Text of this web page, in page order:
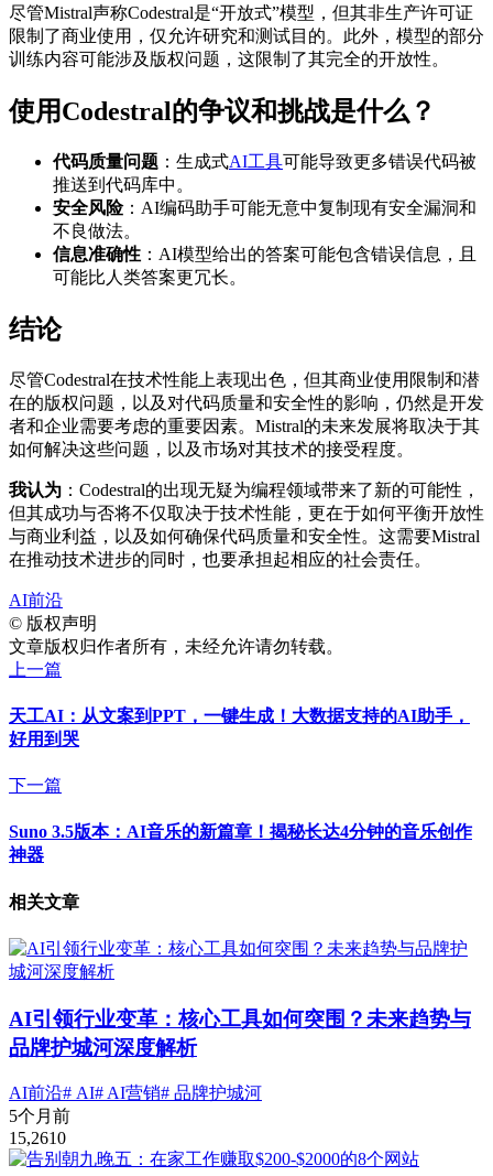
尽管Mistral声称Codestral是“开放式”模型，但其非生产许可证
限制了商业使用，仅允许研究和测试目的。此外，模型的部分
训练内容可能涉及版权问题，这限制了其完全的开放性。
使用Codestral的争议和挑战是什么？
代码质量问题 ：生成式AI工具可能导致更多错误代码被
推送到代码库中。
安全风险：AI编码助手可能无意中复制现有安全漏洞和
不良做法。
信息准确性 ：AI模型给出的答案可能包含错误信息，且
可能比人类答案更冗长。
结论
尽管Codestral在技术性能上表现出色，但其商业使用限制和潜
在的版权问题，以及对代码质量和安全性的影响，仍然是开发
者和企业需要考虑的重要因素。Mistral的未来发展将取决于其
如何解决这些问题，以及市场对其技术的接受程度。
我认为 ：Codestral的出现无疑为编程领域带来了新的可能性，
但其成功与否将不仅取决于技术性能，更在于如何平衡开放性
与商业利益，以及如何确保代码质量和安全性。这需要Mistral
在推动技术进步的同时，也要承担起相应的社会责任。
AI前沿
© 版权声明
文章版权归作者所有，未经允许请勿转载。
上一篇
天工AI：从文案到PPT，一键生成！大数据支持的AI助手，
好用到哭
下一篇
Suno 3.5版本：AI音乐的新篇章！揭秘长达4分钟的音乐创作
神器
相关文章
AI引领行业变革：核心工具如何突围？未来趋势与
品牌护城河深度解析
AI前沿# AI# AI营销# 品牌护城河
5个月前
15,2610